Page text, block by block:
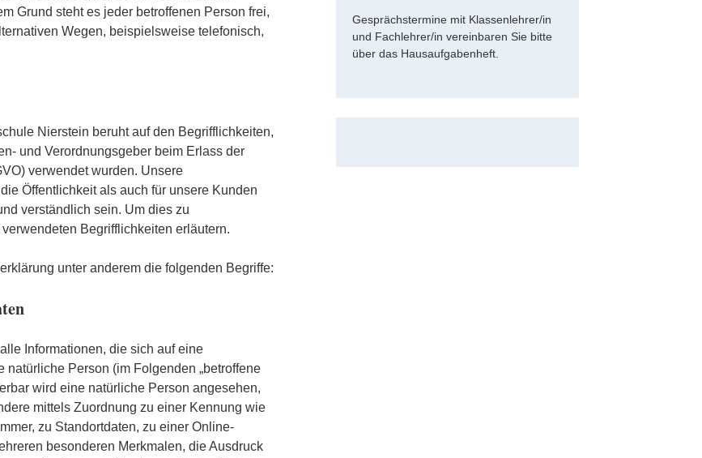
Grund steht es jeder betroffenen Person frei,
Wegen, beispielsweise telefonisch,
Nierstein beruht auf den Begrifflichkeiten,
und Verordnungsgeber beim Erlass der
verwendet wurden. Unsere
Öffentlichkeit als auch für unsere Kunden
verständlich sein. Um dies zu
Begrifflichkeiten erläutern.
unter anderem die folgenden Begriffe:
Informationen, die sich auf eine
natürliche Person (im Folgenden „betroffene
wird eine natürliche Person angesehen,
mittels Zuordnung zu einer Kennung wie
zu Standortdaten, zu einer Online-
besonderen Merkmalen, die Ausdruck
Gesprächstermine mit Klassenlehrer/in
und Fachlehrer/in vereinbaren Sie bitte
über das Hausaufgabenheft.